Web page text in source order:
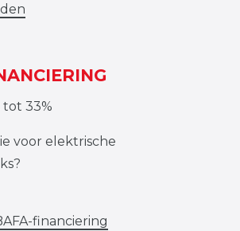
tot 33%
voor elektrische
financiering